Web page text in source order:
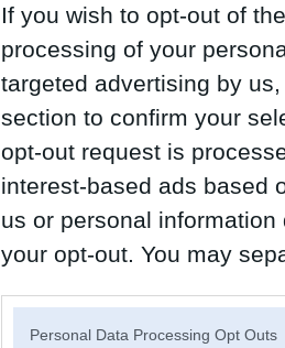
If you wish to opt-out of
processing of your
targeted advertising by
section to confirm your
opt-out request is
interest-based ads based
us or personal
your opt-out. You may
Personal Data Processing Opt Outs